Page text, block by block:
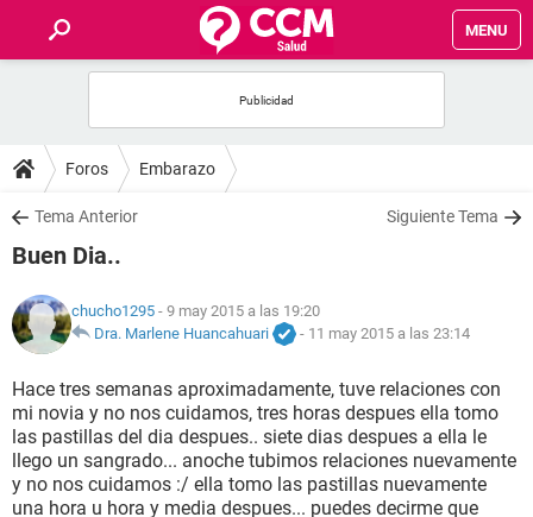
MENU
FOROS
SALUD
NUTRICIÓN
BIENESTAR
SEXUALIDAD
Foros Embarazo
Tema Anterior Siguiente Tema
Buen Dia..
chucho1295 - 9 may 2015 a las 19:20
Dra. Marlene Huancahuari
- 11 may 2015 a las 23:14
Hace tres semanas aproximadamente, tuve relaciones con
mi novia y no nos cuidamos, tres horas despues ella tomo
las pastillas del dia despues.. siete dias despues a ella le
llego un sangrado... anoche tubimos relaciones nuevamente
y no nos cuidamos :/ ella tomo las pastillas nuevamente
una hora u hora y media despues... puedes decirme que